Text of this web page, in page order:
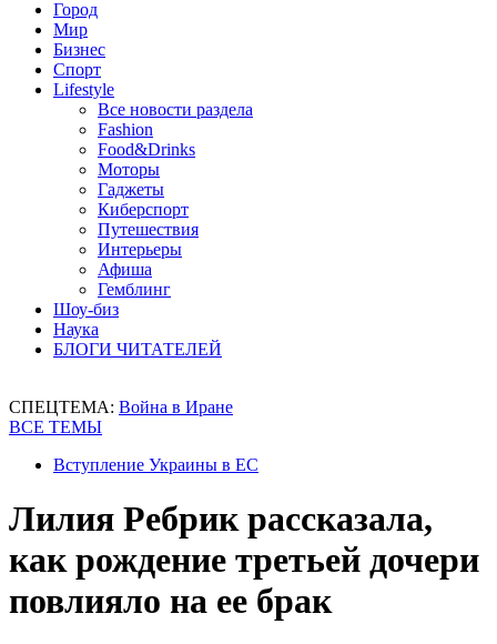
Город
Мир
Бизнес
Спорт
Lifestyle
Все новости раздела
Fashion
Food&Drinks
Моторы
Гаджеты
Киберспорт
Путешествия
Интерьеры
Афиша
Гемблинг
Шоу-биз
Наука
БЛОГИ ЧИТАТЕЛЕЙ
СПЕЦТЕМА: Война в Иране
ВСЕ ТЕМЫ
Вступление Украины в ЕС
Лилия Ребрик рассказала,
как рождение третьей дочери
повлияло на ее брак